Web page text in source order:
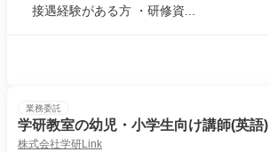
接遇経験がある方 ・研修資...
業務委託
学研教室の幼児・小学生向け講師(英語)
株式会社学研Link